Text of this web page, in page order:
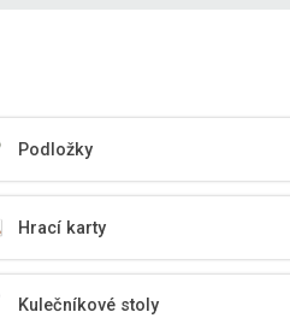
Podložky
Hrací karty
Kulečníkové stoly